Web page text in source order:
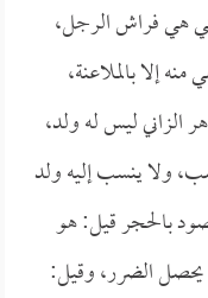
هي فراش الرجل،
إلا بالملاعنة،
الزاني ليس له ولد،
ولا ينسب إليه ولد
بالحجر قيل: هو
يحصل الضرر، وقيل: